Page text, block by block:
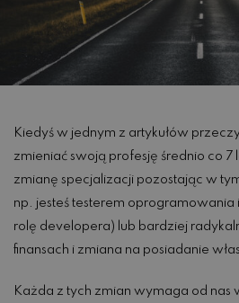
Kiedyś w jednym z artykułów
zmieniać swoją profesję średnio co
zmianę specjalizacji pozostając w
np. jesteś testerem
rolę developera) lub bardziej
finansach i zmiana na posiadanie
Każda z tych zmian wymaga od nas